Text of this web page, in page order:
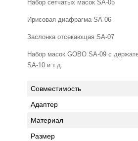
Набор сетчатых масок SA-05
Ирисовая диафрагма SA-06
Заслонка отсекающая SA-07
Набор масок GOBO SA-09 с
SA-10 и т.д.
Совместимость
Адаптер
Материал
Размер